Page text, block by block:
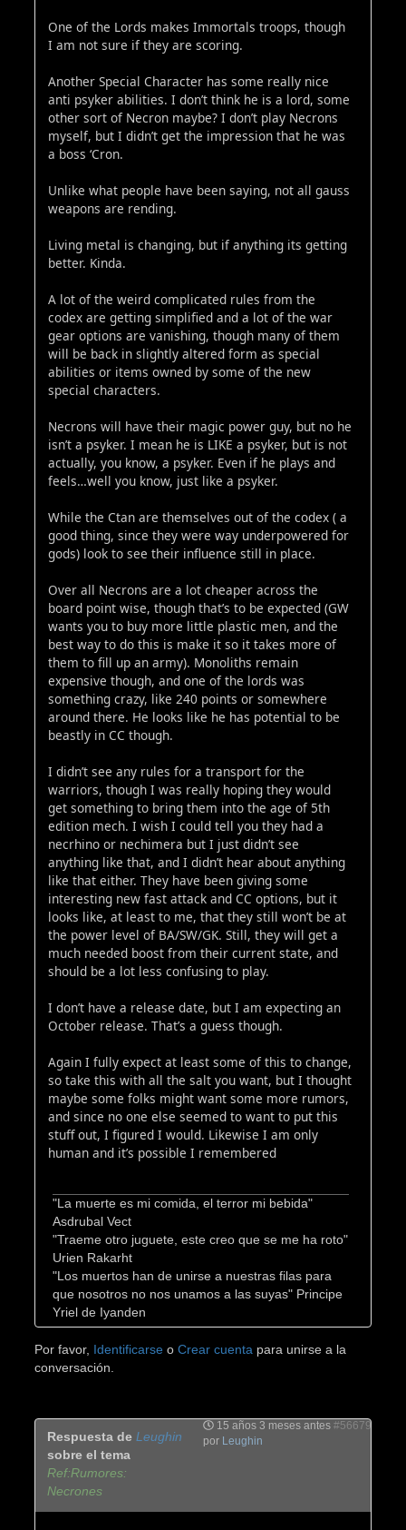
One of the Lords makes Immortals troops, though
I am not sure if they are scoring.
Another Special Character has some really nice
anti psyker abilities. I don’t think he is a lord, some
other sort of Necron maybe? I don’t play Necrons
myself, but I didn’t get the impression that he was
a boss ‘Cron.
Unlike what people have been saying, not all gauss
weapons are rending.
Living metal is changing, but if anything its getting
better. Kinda.
A lot of the weird complicated rules from the
codex are getting simplified and a lot of the war
gear options are vanishing, though many of them
will be back in slightly altered form as special
abilities or items owned by some of the new
special characters.
Necrons will have their magic power guy, but no he
isn’t a psyker. I mean he is LIKE a psyker, but is not
actually, you know, a psyker. Even if he plays and
feels…well you know, just like a psyker.
While the Ctan are themselves out of the codex ( a
good thing, since they were way underpowered for
gods) look to see their influence still in place.
Over all Necrons are a lot cheaper across the
board point wise, though that’s to be expected (GW
wants you to buy more little plastic men, and the
best way to do this is make it so it takes more of
them to fill up an army). Monoliths remain
expensive though, and one of the lords was
something crazy, like 240 points or somewhere
around there. He looks like he has potential to be
beastly in CC though.
I didn’t see any rules for a transport for the
warriors, though I was really hoping they would
get something to bring them into the age of 5th
edition mech. I wish I could tell you they had a
necrhino or nechimera but I just didn’t see
anything like that, and I didn’t hear about anything
like that either. They have been giving some
interesting new fast attack and CC options, but it
looks like, at least to me, that they still won’t be at
the power level of BA/SW/GK. Still, they will get a
much needed boost from their current state, and
should be a lot less confusing to play.
I don’t have a release date, but I am expecting an
October release. That’s a guess though.
Again I fully expect at least some of this to change,
so take this with all the salt you want, but I thought
maybe some folks might want some more rumors,
and since no one else seemed to want to put this
stuff out, I figured I would. Likewise I am only
human and it’s possible I remembered
"La muerte es mi comida, el terror mi bebida"
Asdrubal Vect
"Traeme otro juguete, este creo que se me ha roto"
Urien Rakarht
"Los muertos han de unirse a nuestras filas para
que nosotros no nos unamos a las suyas" Principe
Yriel de Iyanden
Por favor, Identificarse oCrear cuenta para unirse a la
conversación.
15 años 3 meses antes #56679
por
Leughin
Respuesta deLeughin
sobre el tema
Ref:Rumores:
Necrones